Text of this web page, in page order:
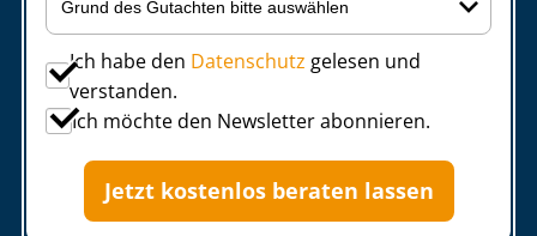
Ich habe den Datenschutz gelesen und
verstanden.
Ich möchte den Newsletter abonnieren.
Jetzt kostenlos beraten lassen